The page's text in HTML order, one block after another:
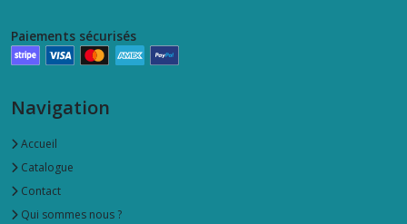
Paiements sécurisés
Navigation
Accueil
Catalogue
Contact
Qui sommes nous ?